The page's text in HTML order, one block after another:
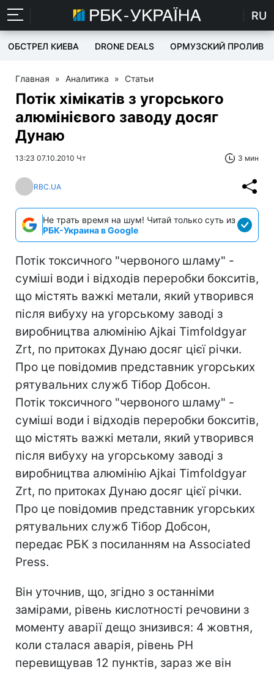
RU
ОБСТРЕЛ КИЕВА DRONE DEALS ОРМУЗСКИЙ ПРОЛИВ
Главная » Аналитика » Статьи
Потік хімікатів з угорського
алюмінієвого заводу досяг
Дунаю
13:23 07.10.2010 Чт 3 мин
RBC.UA
Не трать время на шум! Читай только суть из
РБК-Украина в Google
Потік токсичного "червоного шламу" -
суміші води і відходів переробки бокситів,
що містять важкі метали, який утворився
після вибуху на угорському заводі з
виробництва алюмінію Ajkai Timfoldgyar
Zrt, по притоках Дунаю досяг цієї річки.
Про це повідомив представник угорських
рятувальних служб Тібор Добсон.
Потік токсичного "червоного шламу" -
суміші води і відходів переробки бокситів,
що містять важкі метали, який утворився
після вибуху на угорському заводі з
виробництва алюмінію Ajkai Timfoldgyar
Zrt, по притоках Дунаю досяг цієї річки.
Про це повідомив представник угорських
рятувальних служб Тібор Добсон,
передає РБК з посиланням на Associated
Press.
Він уточнив, що, згідно з останніми
замірами, рівень кислотності речовини з
моменту аварії дещо знизився: 4 жовтня,
коли сталася аварія, рівень PH
перевищував 12 пунктів, зараз же він